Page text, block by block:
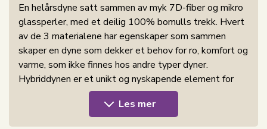
En helårsdyne satt sammen av myk 7D-fiber og mikro
glassperler, med et deilig 100% bomulls trekk. Hvert
av de 3 materialene har egenskaper som sammen
skaper en dyne som dekker et behov for ro, komfort og
varme, som ikke finnes hos andre typer dyner.
Hybriddynen er et unikt og nyskapende element for
søvnen din, som reduserer søvnforstyrrelser, skaper
større kroppslig ro og gir deg mulighet for bedre søvn.
Med hybriddynen skapes et ekstra nivå - tyngden
Les mer